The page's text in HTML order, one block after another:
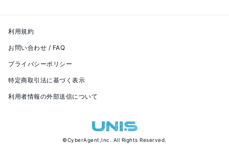
利用規約
お問い合わせ / FAQ
プライバシーポリシー
特定商取引法に基づく表示
利用者情報の外部送信について
©CyberAgent,Inc. All Rights Reserved.